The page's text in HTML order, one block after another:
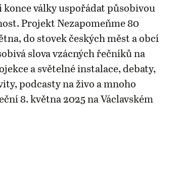
války uspořádat působivou
Projekt Nezapomeňme 80
do stovek českých měst a obcí
slova vzácných řečníků na
a světelné instalace, debaty,
podcasty na živo a mnoho
8. května 2025 na Václavském